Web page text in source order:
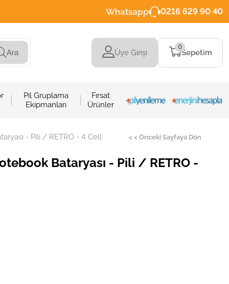
Whatsapp 0216 629 90 40
Ara Üye Girişi Sepetim
0
Pil Gruplama
Ekipmanları
Fırsat
Ürünler
- Pili / RETRO - 4 Cell < < Önceki Sayfaya Dön
Bataryası - Pili / RETRO -